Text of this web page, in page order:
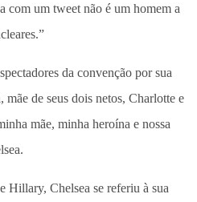
com um tweet não é um homem a
da convenção por sua
de seus dois netos, Charlotte e
mãe, minha heroína e nossa
Hillary, Chelsea se referiu à sua